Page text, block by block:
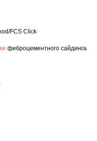
FCS Click
фиброцементного сайдинга